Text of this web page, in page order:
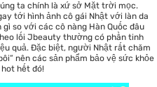
ta chính là xứ sở Mặt trời mọc.
tới hình ảnh cô gái Nhật với làn da
so với các cô nàng Hàn Quốc đâu
lối Jbeauty thường có phần tinh
quả. Đặc biệt, người Nhật rất chăm
nên các sản phẩm bảo vệ sức khỏe
hết đó!